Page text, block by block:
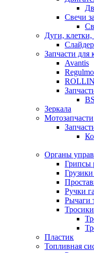
Свечи
Дуги,
Запчасти для
Avantis
Зеркала
Мотозапчасти
Органы
Грипсы
Ручки
Рычаги
Тросики
Пластик
Топливная